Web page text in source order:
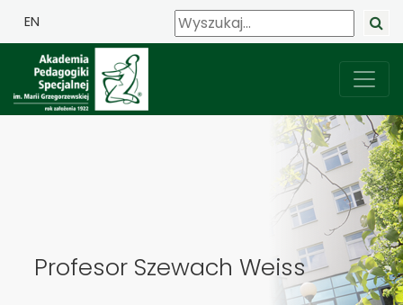
EN
Profesor Szewach Weiss